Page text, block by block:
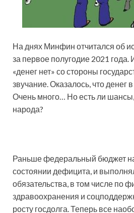
На днях Минфин отчитался об
за первое полугодие 2021 года.
«денег нет» со стороны
звучание. Оказалось, что денег
Очень много… Но есть ли
народа?
Раньшефедеральный бюджет
состоянии дефицита, и
обязательства, в том числе по
здравоохранения и
росту госдолга. Теперь все